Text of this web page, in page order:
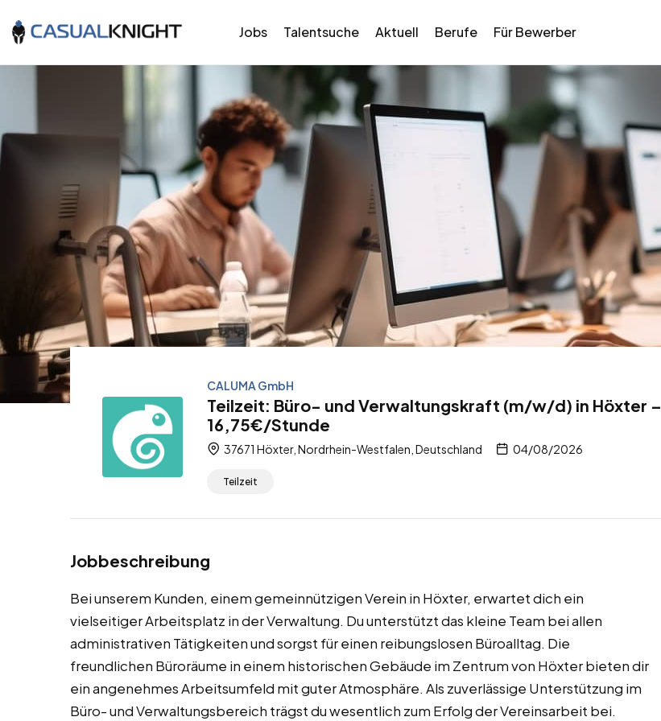
Jobs Talentsuche Aktuell Berufe Für Bewerber
CALUMA GmbH
Teilzeit: Büro- und Verwaltungskraft (m/w/d) in Höxter –
16,75€/Stunde
37671 Höxter, Nordrhein-Westfalen, Deutschland 04/08/2026
Teilzeit
Jobbeschreibung
Bei unserem Kunden, einem gemeinnützigen Verein in Höxter, erwartet dich ein
vielseitiger Arbeitsplatz in der Verwaltung. Du unterstützt das kleine Team bei allen
administrativen Tätigkeiten und sorgst für einen reibungslosen Büroalltag. Die
freundlichen Büroräume in einem historischen Gebäude im Zentrum von Höxter bieten dir
ein angenehmes Arbeitsumfeld mit guter Atmosphäre. Als zuverlässige Unterstützung im
Büro- und Verwaltungsbereich trägst du wesentlich zum Erfolg der Vereinsarbeit bei.